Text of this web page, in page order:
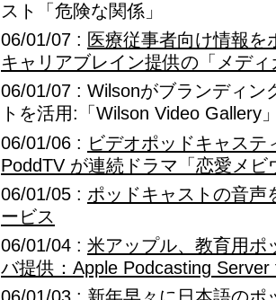
スト「危険な関係」
06/01/07 : 医療従事者向け情報を
キャリアブレイン提供の「メディ
06/01/07 : Wilsonがブランディン
トを活用:「Wilson Video Gallery
06/01/06 : ビデオポッドキャステ
PoddTV が連続ドラマ「恋愛メビ
06/01/05 : ポッドキャストの音声
ービス
06/01/04 : 米アップル、教育用ポ
バ提供：Apple Podcasting